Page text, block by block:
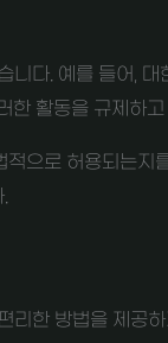
다. 예를 들어,
한 활동을 규제하
으로 허용되는
.
한 방법을 제공